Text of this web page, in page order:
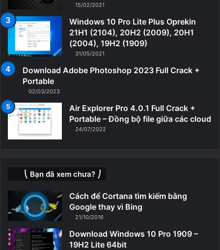
15/02/2021
Windows 10 Pro Lite Plus Oprekin
21H1 (2104), 20H2 (2009), 20H1
(2004), 19H2 (1909)
31/05/2021
Download Adobe Photoshop 2023 Full Crack +
Portable
02/03/2023
Air Explorer Pro 4.0.1 Full Crack +
Portable – Đồng bộ file giữa các cloud
24/07/2022
⎝ Bạn đã xem chưa? ⎠
Cách để Cortana tìm kiếm bằng
Google thay vì Bing
21/10/2016
Download Windows 10 Pro 1909 –
19H2 Lite 64bit